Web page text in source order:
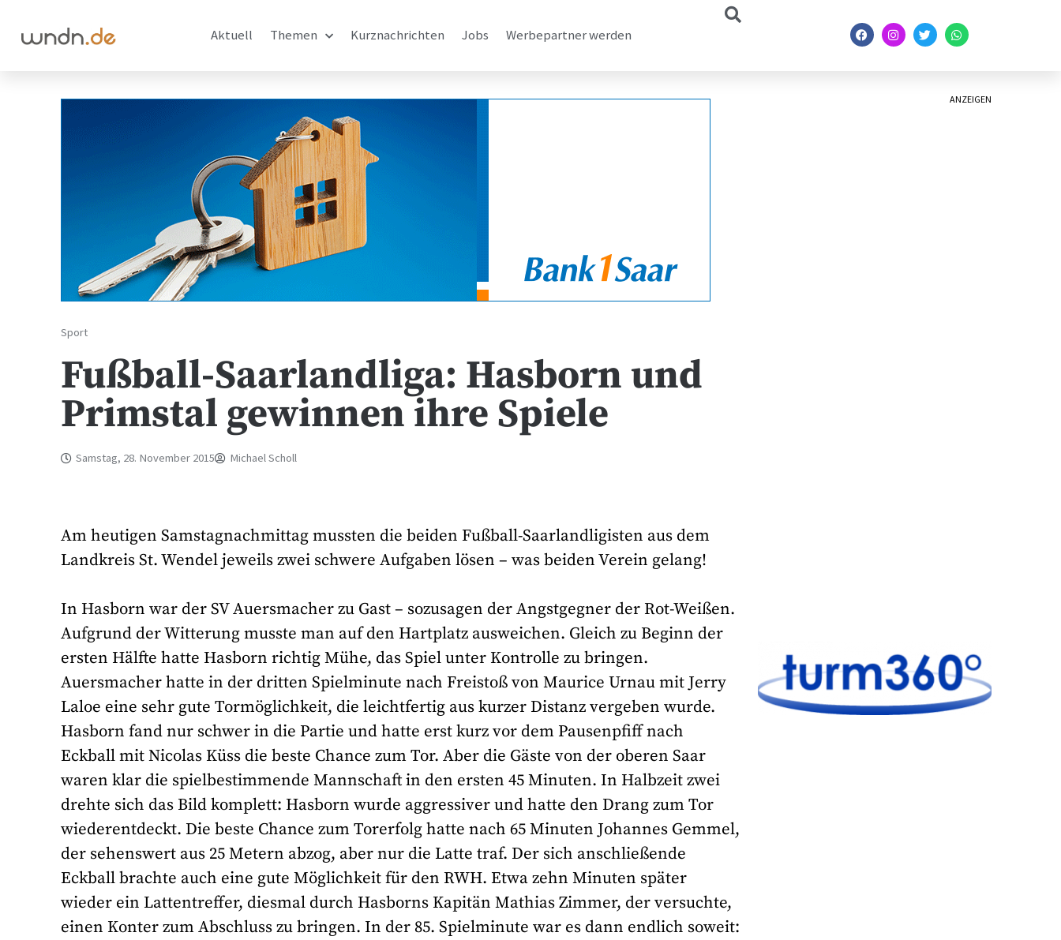
Aktuell Themen Kurznachrichten Jobs Werbepartner werden
Sport
Fußball-Saarlandliga: Hasborn und
Primstal gewinnen ihre Spiele
Samstag, 28. November 2015 Michael Scholl
Am heutigen Samstagnachmittag mussten die beiden Fußball-Saarlandligisten aus dem
Landkreis St. Wendel jeweils zwei schwere Aufgaben lösen – was beiden Verein gelang!
In Hasborn war der SV Auersmacher zu Gast – sozusagen der Angstgegner der Rot-Weißen.
Aufgrund der Witterung musste man auf den Hartplatz ausweichen. Gleich zu Beginn der
ersten Hälfte hatte Hasborn richtig Mühe, das Spiel unter Kontrolle zu bringen.
Auersmacher hatte in der dritten Spielminute nach Freistoß von Maurice Urnau mit Jerry
Laloe eine sehr gute Tormöglichkeit, die leichtfertig aus kurzer Distanz vergeben wurde.
Hasborn fand nur schwer in die Partie und hatte erst kurz vor dem Pausenpfiff nach
Eckball mit Nicolas Küss die beste Chance zum Tor. Aber die Gäste von der oberen Saar
waren klar die spielbestimmende Mannschaft in den ersten 45 Minuten. In Halbzeit zwei
drehte sich das Bild komplett: Hasborn wurde aggressiver und hatte den Drang zum Tor
wiederentdeckt. Die beste Chance zum Torerfolg hatte nach 65 Minuten Johannes Gemmel,
der sehenswert aus 25 Metern abzog, aber nur die Latte traf. Der sich anschließende
Eckball brachte auch eine gute Möglichkeit für den RWH. Etwa zehn Minuten später
wieder ein Lattentreffer, diesmal durch Hasborns Kapitän Mathias Zimmer, der versuchte,
einen Konter zum Abschluss zu bringen. In der 85. Spielminute war es dann endlich soweit:
ANZEIGEN